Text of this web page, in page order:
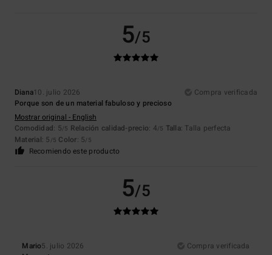
5/5
Diana10. julio 2026
Compra verificada
Porque son de un material fabuloso y precioso
Mostrar original - English
Comodidad: 5/5 Relación calidad-precio: 4/5 Talla: Talla perfecta
Material: 5 /5 Color: 5/5
Recomiendo este producto
5/5
Mario5. julio 2026
Compra verificada